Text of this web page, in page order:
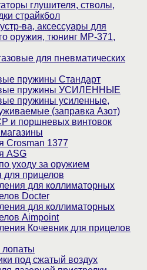
глушителя, стволы,
страйкбол
ва, аксессуары для
оружия, тюнинг МР-371,
для пневматических
пружины Стандарт
пружины УСИЛЕННЫЕ
пружины усиленные,
(заправка Азот)
и поршневых винтовок
Crosman 1377
ASG
уходу за оружием
для прицелов
для коллиматорных
Docter
для коллиматорных
Aimpoint
Кочевник для прицелов
под сжатый воздух